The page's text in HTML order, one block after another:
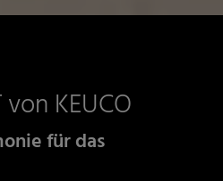
von KEUCO
für das